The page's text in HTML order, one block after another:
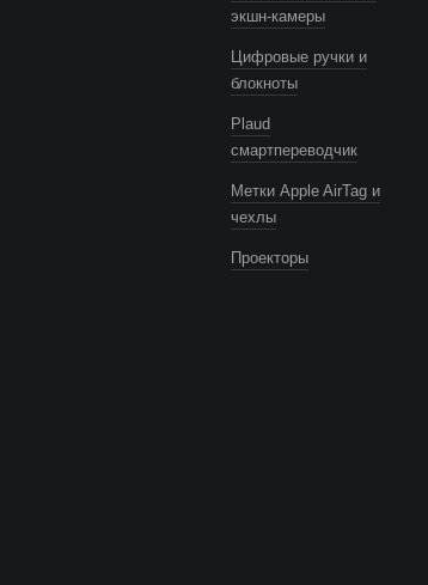
экшн-камеры
Цифровые ручки и
блокноты
Plaud
смартпереводчик
Метки Apple AirTag и
чехлы
Проекторы